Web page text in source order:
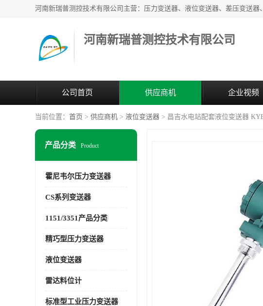
河南新瑞普测控技术有限公司
公司首页 供应商机 企业视频
当前位置： 首页 > 供应商机 > 液位变送器 > 昌吉水电站配套液位变送器
产品分类 Product
霍尼韦尔压力变送器
CS系列变送器
1151/3351产品分类
精巧型压力变送器
液位变送器
雷达料位计
标准型工业压力变送器